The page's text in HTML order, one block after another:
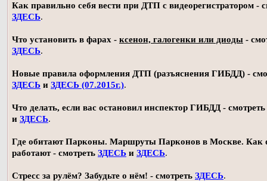
Как правильно себя вести при ДТП с видеорегистратором -
ЗДЕСЬ.
Что установить в фарах - ксенон, галогенки или диоды -
ЗДЕСЬ.
Новые правила оформления ДТП (разъяснения ГИБДД) -
ЗДЕСЬ и ЗДЕСЬ (07.2015г.).
Что делать, если вас остановил инспектор ГИБДД - смотреть
и ЗДЕСЬ.
Где обитают Парконы. Маршруты Парконов в Москве. Как
работают - смотреть ЗДЕСЬ и ЗДЕСЬ.
Стресс за рулём? Забудьте о нём! - смотреть ЗДЕСЬ.